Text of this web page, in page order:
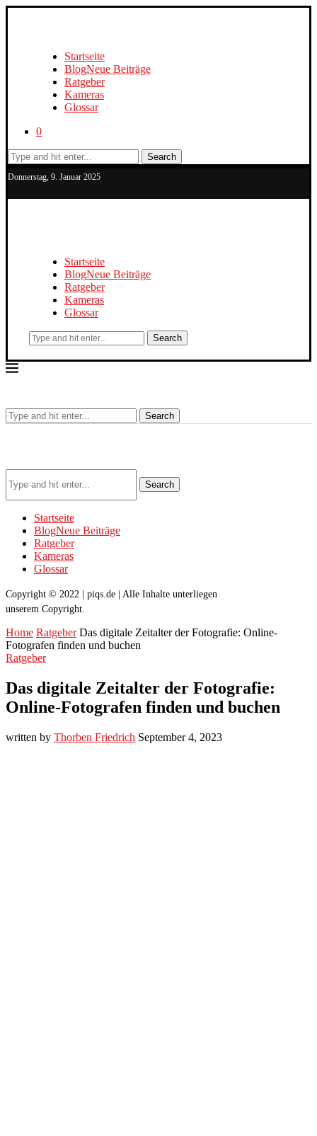
Startseite
BlogNeue Beiträge
Ratgeber
Kameras
Glossar
0
Search
Donnerstag, 9. Januar 2025
Startseite
BlogNeue Beiträge
Ratgeber
Kameras
Glossar
Search
Search
Search
Startseite
BlogNeue Beiträge
Ratgeber
Kameras
Glossar
Copyright © 2022 | piqs.de | Alle Inhalte unterliegen
unserem Copyright.
Home Ratgeber Das digitale Zeitalter der Fotografie: Online-
Fotografen finden und buchen
Ratgeber
Das digitale Zeitalter der Fotografie:
Online-Fotografen finden und buchen
written by Thorben Friedrich September 4, 2023